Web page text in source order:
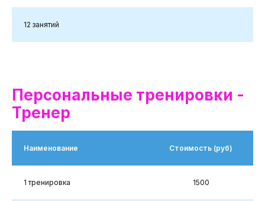
12 занятий
Персональные тренировки -
Тренер
Наименование Стоимость (руб)
1 тренировка 1500